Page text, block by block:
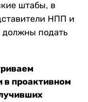
штабы, в
НПП и
должны подать
в проактивном